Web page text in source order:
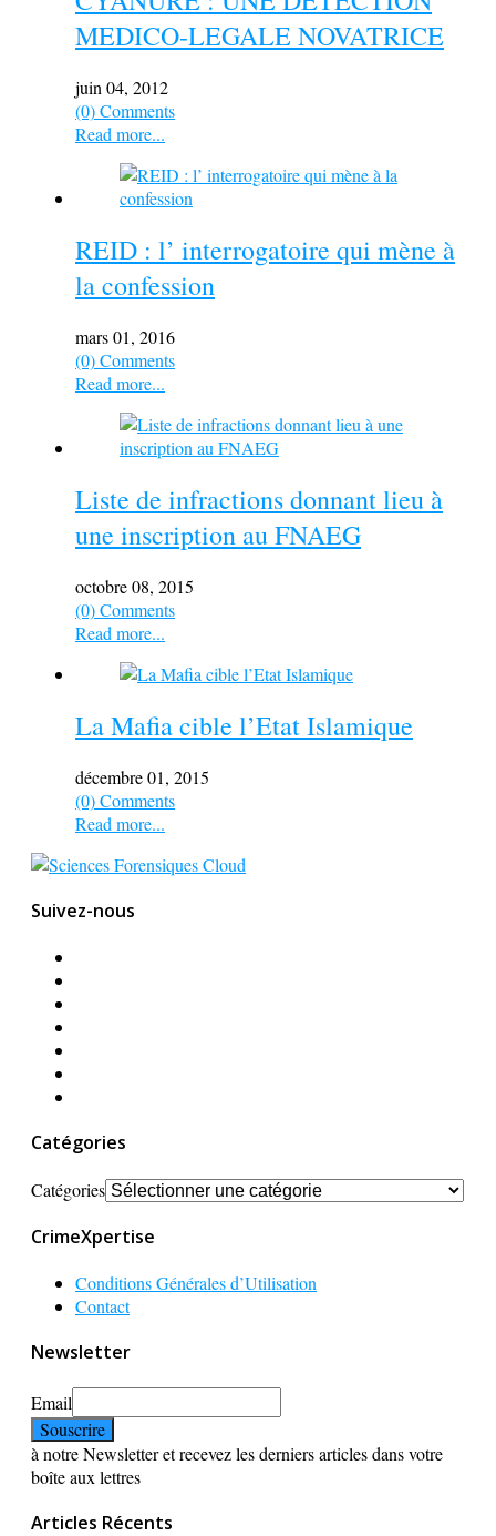
MEDICO-LEGALE NOVATRICE
juin 04, 2012
(0) Comments
Read more...
REID : l’ interrogatoire qui mène à
la confession
mars 01, 2016
(0) Comments
Read more...
Liste de infractions donnant lieu à
une inscription au FNAEG
octobre 08, 2015
(0) Comments
Read more...
La Mafia cible l’Etat Islamique
décembre 01, 2015
(0) Comments
Read more...
Suivez-nous
Catégories
Catégories
CrimeXpertise
Conditions Générales d’Utilisation
Contact
Newsletter
Email
à notre Newsletter et recevez les derniers articles dans votre
boîte aux lettres
Articles Récents